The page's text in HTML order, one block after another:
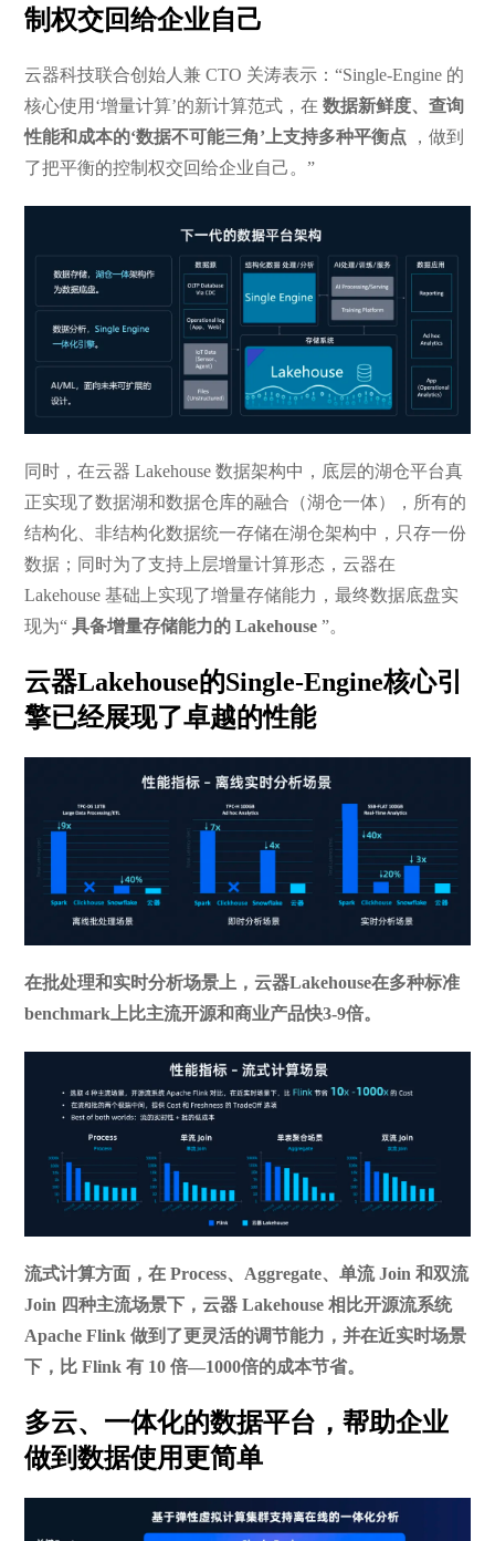
制权交回给企业自己
云器科技联合创始人兼 CTO 关涛表示：“Single-Engine 的
核心使用‘增量计算’的新计算范式，在数据新鲜度、查询
性能和成本的‘数据不可能三角’上支持多种平衡点 ，做到
了把平衡的控制权交回给企业自己。”
同时，在云器 Lakehouse 数据架构中，底层的湖仓平台真
正实现了数据湖和数据仓库的融合（湖仓一体），所有的
结构化、非结构化数据统一存储在湖仓架构中，只存一份
数据；同时为了支持上层增量计算形态，云器在
Lakehouse 基础上实现了增量存储能力，最终数据底盘实
现为“具备增量存储能力的 Lakehouse ”。
云器Lakehouse的Single-Engine核心引
擎已经展现了卓越的性能
在批处理和实时分析场景上，云器Lakehouse在多种标准
benchmark上比主流开源和商业产品快3-9倍。
流式计算方面，在 Process、Aggregate、单流 Join 和双流
Join 四种主流场景下，云器 Lakehouse 相比开源流系统
Apache Flink 做到了更灵活的调节能力，并在近实时场景
下，比 Flink 有 10 倍—1000倍的成本节省。
多云、一体化的数据平台，帮助企业
做到数据使用更简单